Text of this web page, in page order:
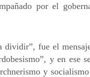
por el
dividir”, fue el
y en ese
y